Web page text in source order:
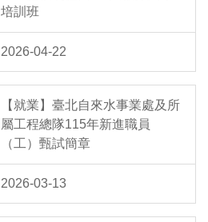
培訓班
2026-04-22
【就業】臺北自來水事業處及所
屬工程總隊115年新進職員
（工）甄試簡章
2026-03-13